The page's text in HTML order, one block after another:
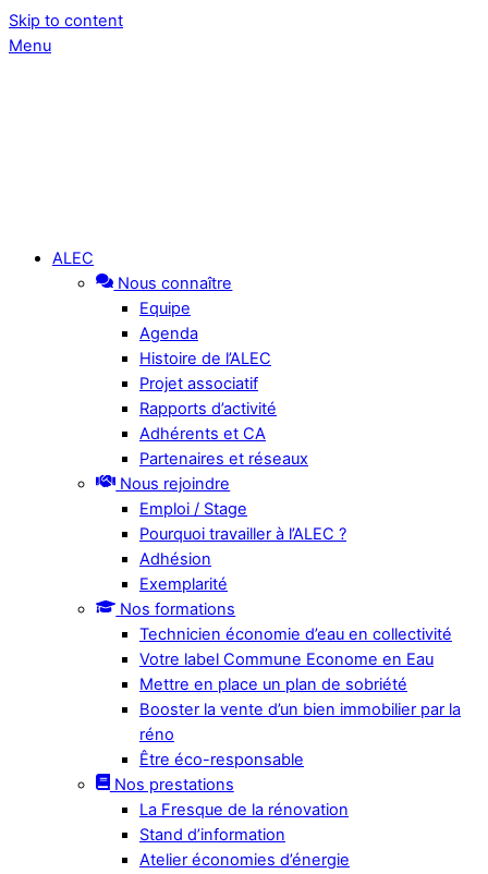
Skip to content
Menu
ALEC
Nous connaître
Equipe
Agenda
Histoire de l’ALEC
Projet associatif
Rapports d’activité
Adhérents et CA
Partenaires et réseaux
Nous rejoindre
Emploi / Stage
Pourquoi travailler à l’ALEC ?
Adhésion
Exemplarité
Nos formations
Technicien économie d’eau en collectivité
Votre label Commune Econome en Eau
Mettre en place un plan de sobriété
Booster la vente d’un bien immobilier par la
réno
Être éco-responsable
Nos prestations
La Fresque de la rénovation
Stand d’information
Atelier économies d’énergie